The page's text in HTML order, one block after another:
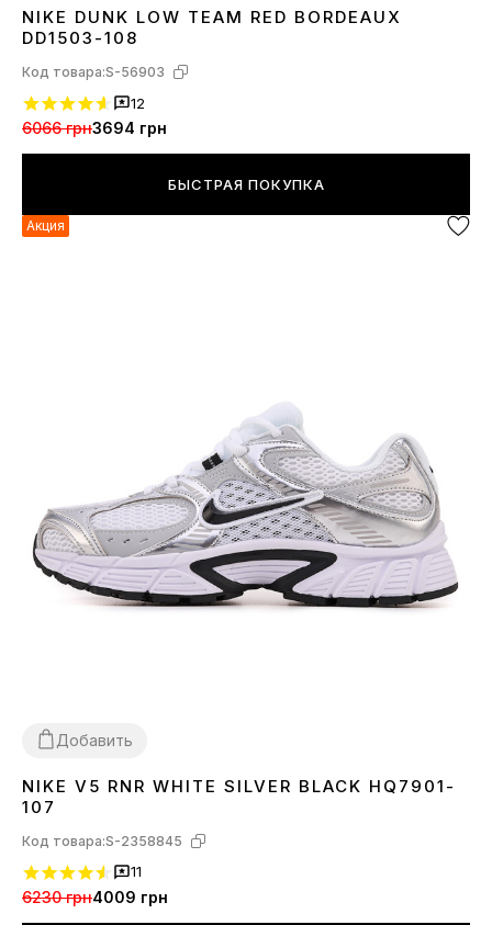
3637 383940 4142 43 4445
NIKE DUNK LOW TEAM RED BORDEAUX
DD1503-108
Код товара:S-56903
12
6066 грн3694 грн
БЫСТРАЯ ПОКУПКА
Акция
Добавить
3637 383940 41 4243 44 45
NIKE V5 RNR WHITE SILVER BLACK HQ7901-
107
Код товара:S-2358845
11
6230 грн4009 грн